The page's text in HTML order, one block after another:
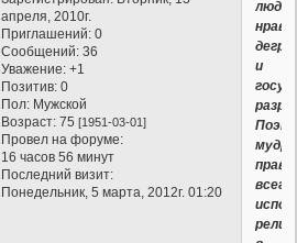
апреля, 2010г.
Приглашений: 0
Сообщений: 36
Уважение: +1
Позитив: 0
Пол: Мужской
Возраст: 75[1951-03-01]
Провел на форуме:
16 часов 56 минут
Последний визит:
Понедельник, 5 марта, 2012г. 01:20
люди
и